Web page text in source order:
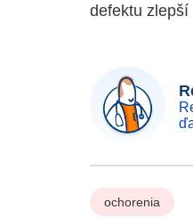
defektu
ochorenia